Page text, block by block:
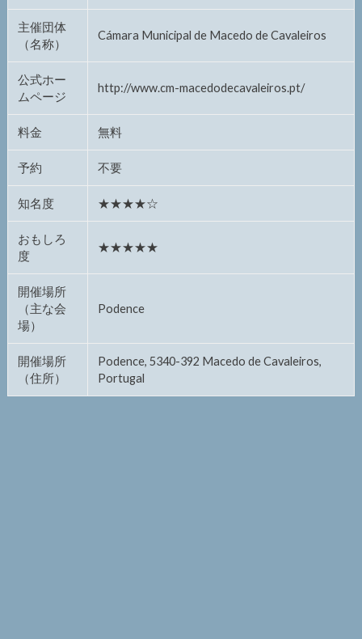
主催団体
（名称）
Cámara Municipal de Macedo de Cavaleiros
公式ホー
ムページ
http://www.cm-macedodecavaleiros.pt/
料金 無料
予約 不要
知名度 ★★★★☆
おもしろ
度
★★★★★
開催場所
（主な会
場）
Podence
開催場所
（住所）
Podence, 5340-392 Macedo de Cavaleiros,
Portugal